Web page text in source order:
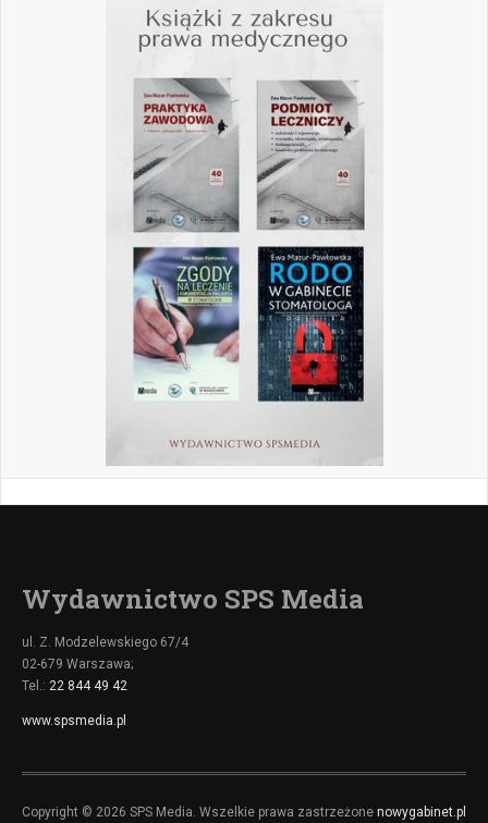
Wydawnictwo SPS Media
ul. Z. Modzelewskiego 67/4
02-679 Warszawa;
Tel.: 22 844 49 42
www.spsmedia.pl
Copyright © 2026 SPS Media. Wszelkie prawa zastrzeżone nowygabinet.pl